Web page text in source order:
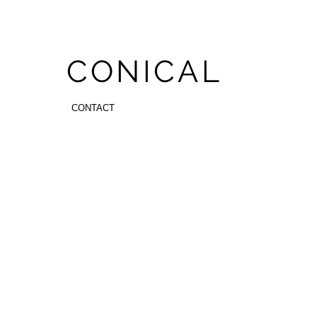
CONICAL
CONTACT